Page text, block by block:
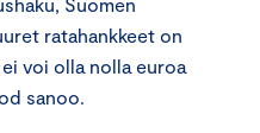
ratahankkeet on
voi olla nolla euroa
sanoo.